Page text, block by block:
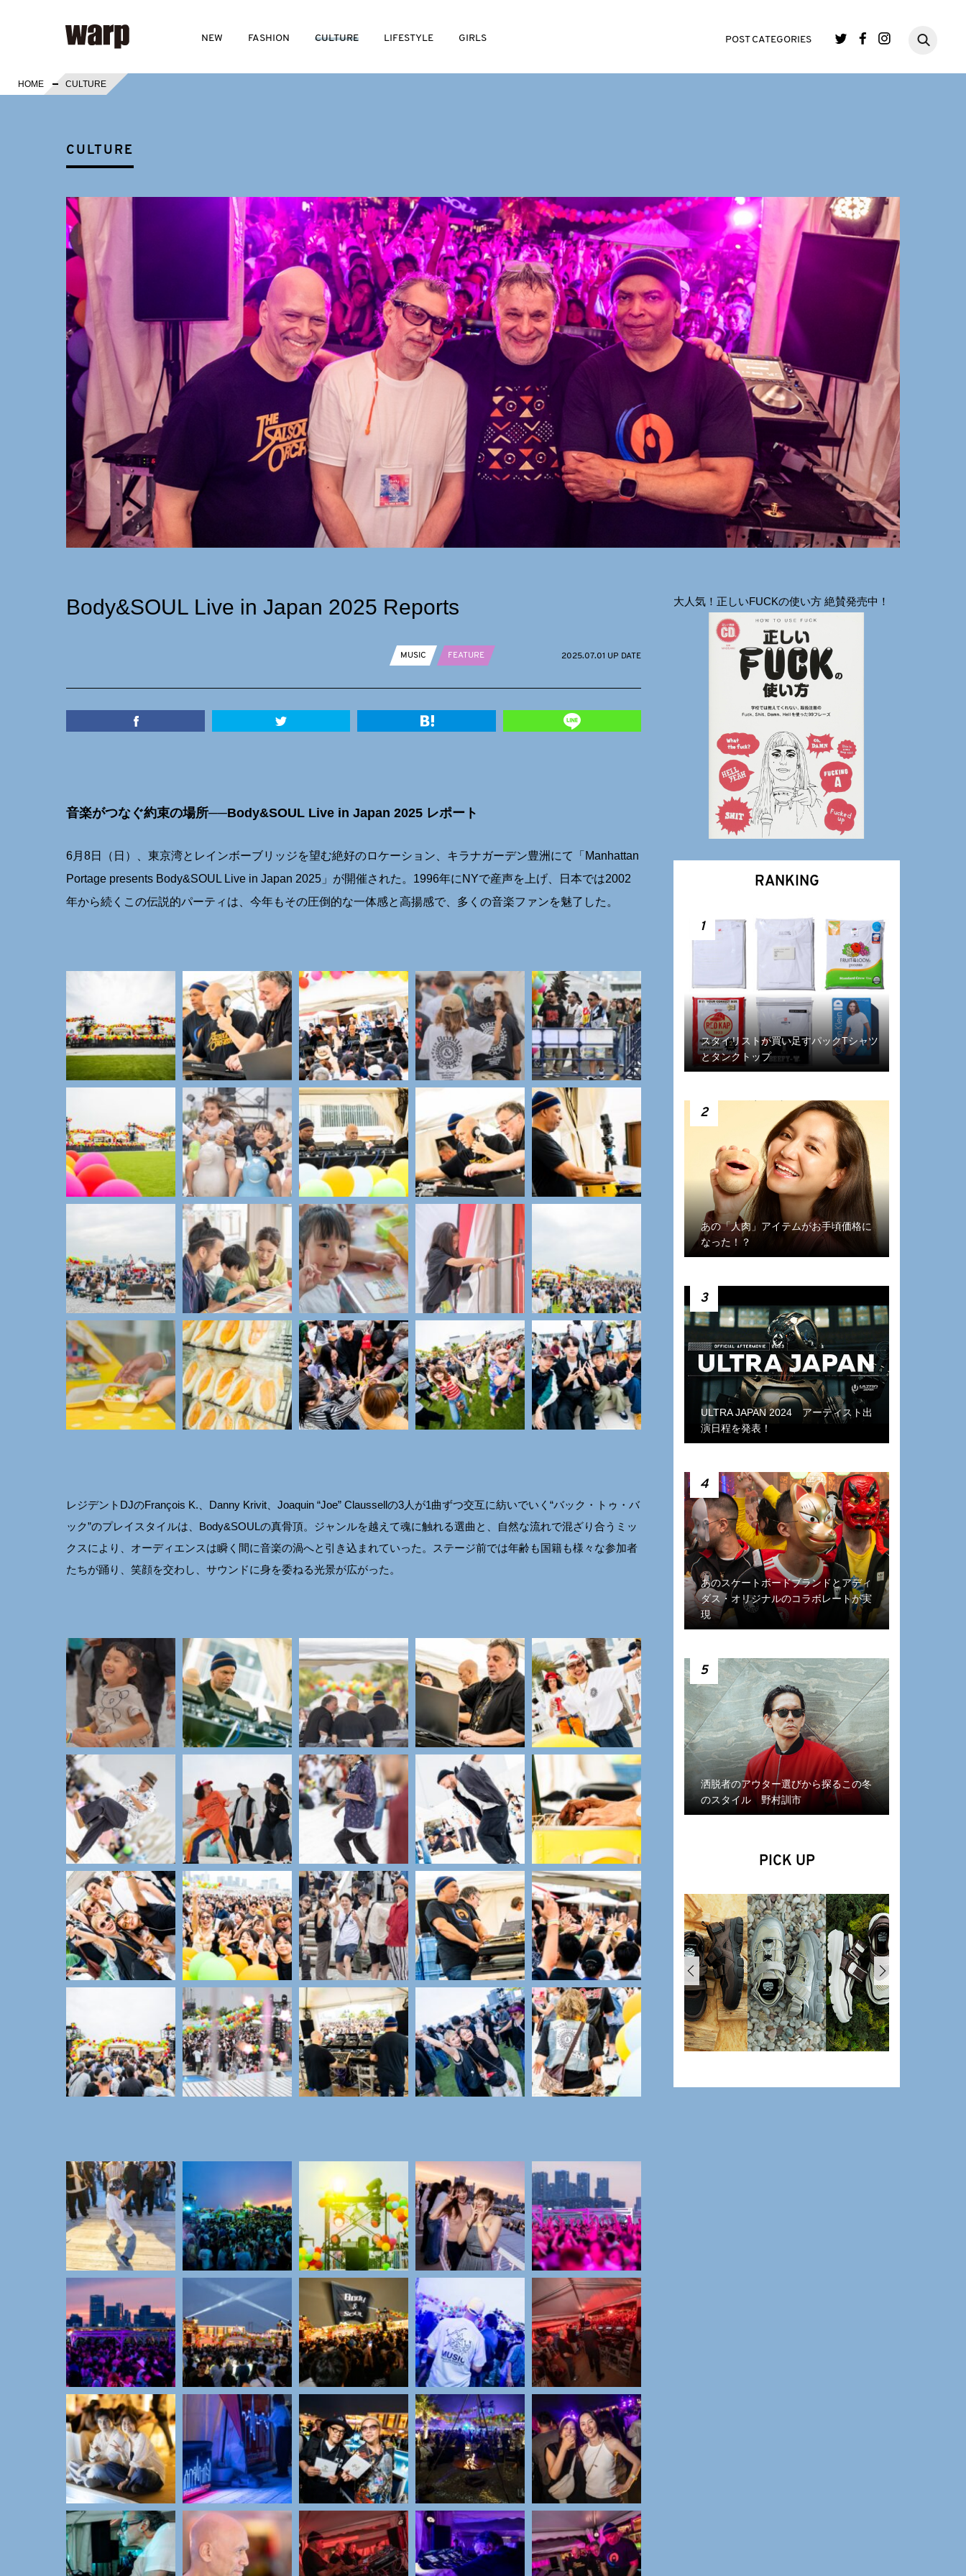
NEW FASHION CULTURE LIFESTYLE GIRLS POST CATEGORIES
HOME CULTURE
CULTURE
Body&SOUL Live in Japan 2025 Reports
MUSIC FEATURE 2025.07.01 UP DATE
音楽がつなぐ約束の場所──Body&SOUL Live in Japan 2025 レポート
6月8日（日）、東京湾とレインボーブリッジを望む絶好のロケーション、キラナガーデン豊洲にて「Manhattan
Portage presents Body&SOUL Live in Japan 2025」が開催された。1996年にNYで産声を上げ、日本では2002
年から続くこの伝説的パーティは、今年もその圧倒的な一体感と高揚感で、多くの音楽ファンを魅了した。
レジデントDJのFrançois K.、Danny Krivit、Joaquin “Joe” Claussellの3人が1曲ずつ交互に紡いでいく“バック・トゥ・バ
ック”のプレイスタイルは、Body&SOULの真骨頂。ジャンルを越えて魂に触れる選曲と、自然な流れで混ざり合うミッ
クスにより、オーディエンスは瞬く間に音楽の渦へと引き込まれていった。ステージ前では年齢も国籍も様々な参加者
たちが踊り、笑顔を交わし、サウンドに身を委ねる光景が広がった。
大人気！正しいFUCKの使い方 絶賛発売中！
RANKING
1
スタイリストが買い足すパックTシャツ
とタンクトップ
2
あの「人肉」アイテムがお手頃価格に
なった！？
3
ULTRA JAPAN 2024 アーティスト出
演日程を発表！
4
あのスケートボードブランドとアディ
ダス・オリジナルのコラボレートが実
現
5
洒脱者のアウター選びから探るこの冬
のスタイル 野村訓市
PICK UP